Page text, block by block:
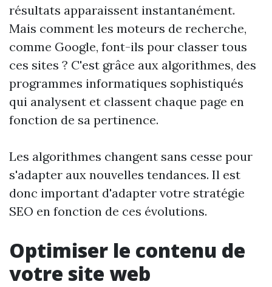
résultats apparaissent instantanément.
Mais comment les moteurs de recherche,
comme Google, font-ils pour classer tous
ces sites ? C'est grâce aux algorithmes, des
programmes informatiques sophistiqués
qui analysent et classent chaque page en
fonction de sa pertinence.
Les algorithmes changent sans cesse pour
s'adapter aux nouvelles tendances. Il est
donc important d'adapter votre stratégie
SEO en fonction de ces évolutions.
Optimiser le contenu de
votre site web